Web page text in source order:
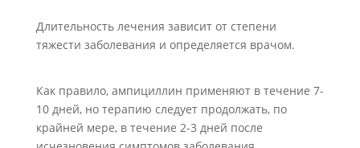
Длительность лечения зависит от степени
тяжести заболевания и определяется врачом.
Как правило, ампициллин применяют в течение 7-
10 дней, но терапию следует продолжать, по
крайней мере, в течение 2-3 дней после